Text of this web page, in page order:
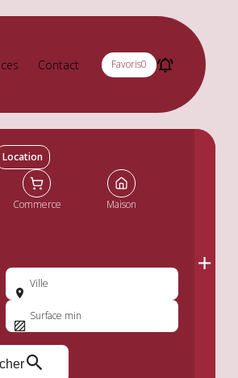
Contact Favoris0
Location
Commerce Maison
Ville